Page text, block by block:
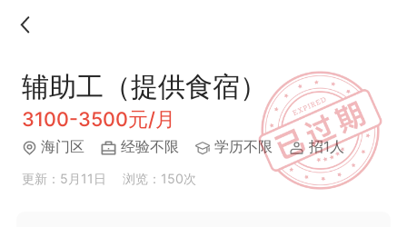
辅助工（提供食宿）
3100-3500元/月
海门区 经验不限 学历不限 招1人
更新：5月11日 浏览：150次